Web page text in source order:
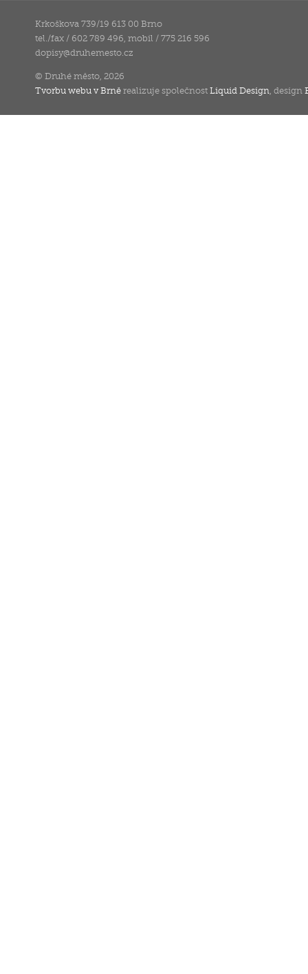
Krkoškova 739/19 613 00 Brno
tel./fax / 602 789 496, mobil / 775 216 596
dopisy@druhemesto.cz
© Druhé město, 2026
Tvorbu webu v Brně realizuje společnostLiquid Design , design